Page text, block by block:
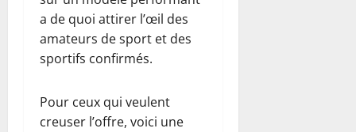
a de quoi attirer l’œil des
amateurs de sport et des
sportifs confirmés.
Pour ceux qui veulent
creuser l’offre, voici une